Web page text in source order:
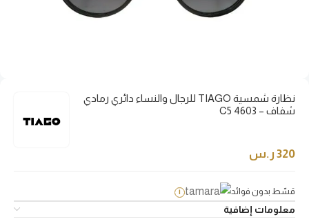
نظارة شمسية TIAGO للرجال والنساء دائري رمادي
شفاف – 4603 C5
320 ر.س
قسّط بدون فوائد i
معلومات إضافية